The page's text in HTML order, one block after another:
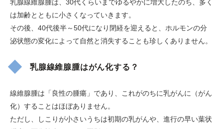
乳腺線維腺腫は、30代くらいまでゆるやかに増大したのち、多く
は加齢とともに小さくなっていきます。
その後、40代後半～50代になり閉経を迎えると、ホルモンの分
泌状態の変化によって自然と消失することも珍しくありません。
乳腺線維腺腫はがん化する？
線維腺腫は「良性の腫瘍」であり、これがのちに乳がんに（がん
化）することはほぼありません。
ただし、しこりが小さいうちは初期の乳がんや、進行の早い葉状